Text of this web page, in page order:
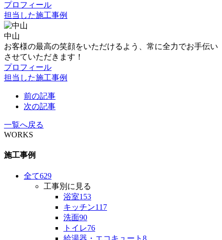
プロフィール
担当した施工事例
中山
お客様の最高の笑顔をいただけるよう、常に全力でお手伝い
させていただきます！
プロフィール
担当した施工事例
前の記事
次の記事
一覧へ戻る
WORKS
施工事例
全て629
工事別に見る
浴室153
キッチン117
洗面90
トイレ76
給湯器・エコキュート 8